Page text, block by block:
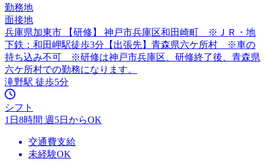
勤務地
面接地
兵庫県加東市 【研修】 神戸市兵庫区和田崎町 ※ＪＲ・地
下鉄：和田岬駅徒歩3分【出張先】青森県六ケ所村 ※車の
持ち込み不可 ※研修は神戸市兵庫区、研修終了後、青森県
六ケ所村での勤務になります。
滝野駅 徒歩5分
シフト
1日8時間 週5日からOK
交通費支給
未経験OK